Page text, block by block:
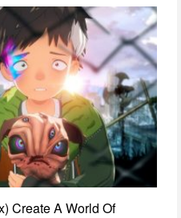
Create A World Of